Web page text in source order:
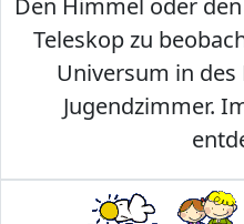
Den Himmel oder
Teleskop zu
Universum in
Jugendzimmer.